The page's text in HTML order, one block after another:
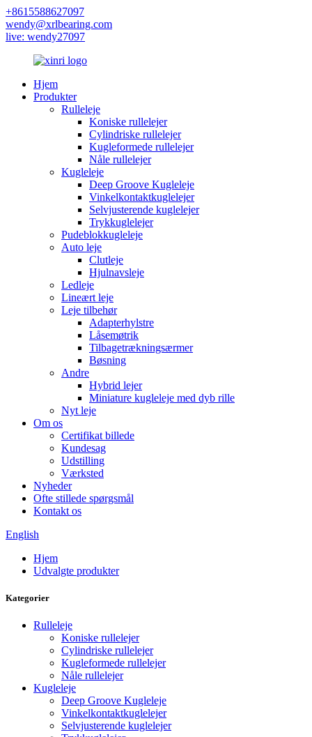
+8615588627097
wendy@xrlbearing.com
live: wendy27097
Hjem
Produkter
Rulleleje
Koniske rullelejer
Cylindriske rullelejer
Kugleformede rullelejer
Nåle rullelejer
Kugleleje
Deep Groove Kugleleje
Vinkelkontaktkuglelejer
Selvjusterende kuglelejer
Trykkuglelejer
Pudeblokkugleleje
Auto leje
Clutleje
Hjulnavsleje
Ledleje
Lineært leje
Leje tilbehør
Adapterhylstre
Låsemøtrik
Tilbagetrækningsærmer
Bøsning
Andre
Hybrid lejer
Miniature kugleleje med dyb rille
Nyt leje
Om os
Certifikat billede
Kundesag
Udstilling
Værksted
Nyheder
Ofte stillede spørgsmål
Kontakt os
English
Hjem
Udvalgte produkter
Kategorier
Rulleleje
Koniske rullelejer
Cylindriske rullelejer
Kugleformede rullelejer
Nåle rullelejer
Kugleleje
Deep Groove Kugleleje
Vinkelkontaktkuglelejer
Selvjusterende kuglelejer